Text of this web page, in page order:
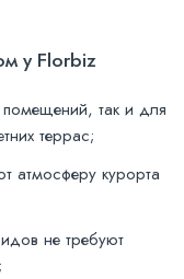
у Florbiz
так и для
террас;
атмосферу курорта
не требуют